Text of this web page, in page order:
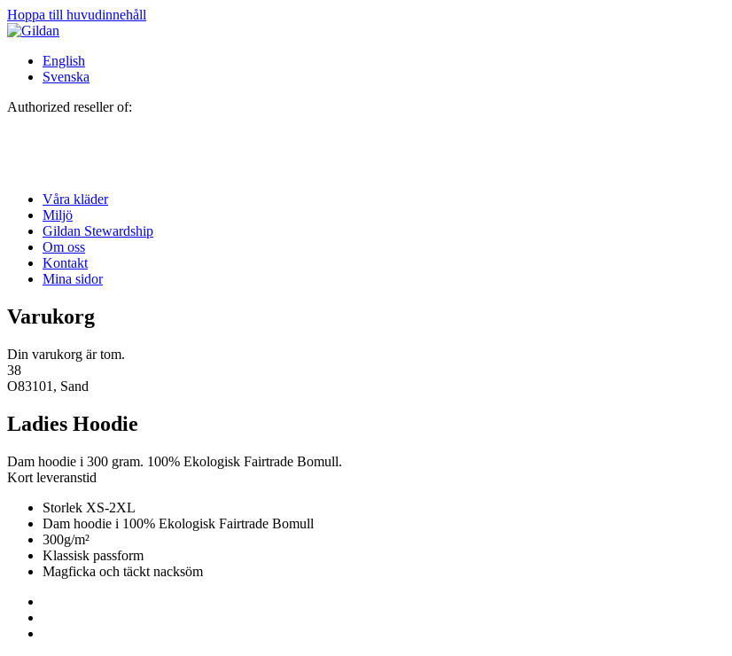
Hoppa till huvudinnehåll
English
Svenska
Authorized reseller of:
Våra kläder
Miljö
Gildan Stewardship
Om oss
Kontakt
Mina sidor
Varukorg
Din varukorg är tom.
38
O83101, Sand
Ladies Hoodie
Dam hoodie i 300 gram. 100% Ekologisk Fairtrade Bomull.
Kort leveranstid
Storlek XS-2XL
Dam hoodie i 100% Ekologisk Fairtrade Bomull
300g/m²
Klassisk passform
Magficka och täckt nacksöm